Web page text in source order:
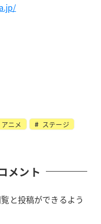
アニメ
ステージ
メント
と投稿ができるよう